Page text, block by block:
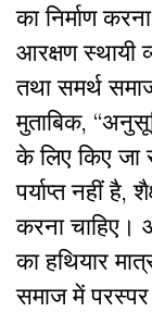
का निर्माण
आरक्षण स्थायी
तथा समर्थ
मुताबिक,
के लिए किए जा
पर्याप्त नहीं है,
करना चाहिए।
का हथियार
समाज में